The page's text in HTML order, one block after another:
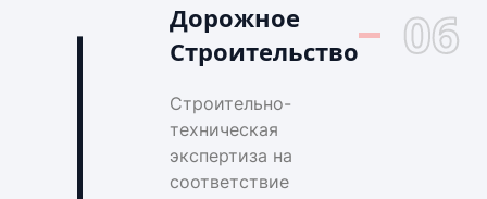
Дорожное
Строительство
06
Строительно-
техническая
экспертиза на
соответствие